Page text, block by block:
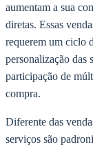
aumentam a sua
diretas. Essas
requerem um ciclo
personalização das
participação de
compra.
Diferente das
serviços são